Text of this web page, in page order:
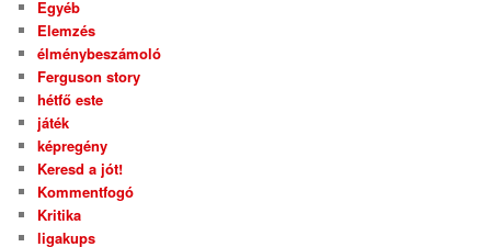
Egyéb
Elemzés
élménybeszámoló
Ferguson story
hétfő este
játék
képregény
Keresd a jót!
Kommentfogó
Kritika
ligakups